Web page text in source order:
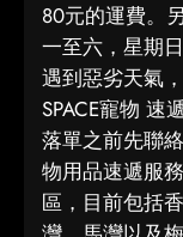
80元的運費。
一至六，星期
遇到惡劣天氣
SPACE寵物 速
落單之前先聯
物用品速遞服
區，目前包括